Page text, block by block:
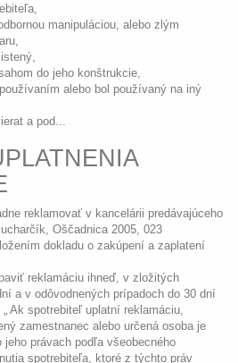
manipuláciou, alebo zlým
do jeho konštrukcie,
alebo bol používaný na iný
a pod...
reklamovať v kancelárii predávajúceho
Oščadnica 2005, 023
dokladu o zakúpení a zaplatení
reklamáciu ihneď, v zložitých
a v odôvodnených prípadoch do 30 dní
Ak spotrebiteľ uplatní reklamáciu,
zamestnanec alebo určená osoba je
právach podľa všeobecného
spotrebiteľa, ktoré z týchto práv